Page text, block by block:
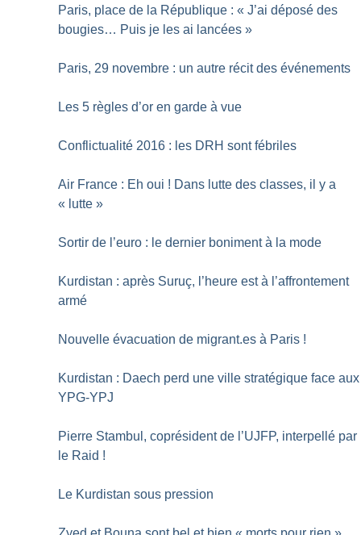
Paris, place de la République : « J’ai déposé des
bougies… Puis je les ai lancées »
Paris, 29 novembre : un autre récit des événements
Les 5 règles d’or en garde à vue
Conflictualité 2016 : les DRH sont fébriles
Air France : Eh oui ! Dans lutte des classes, il y a
« lutte »
Sortir de l’euro : le dernier boniment à la mode
Kurdistan : après Suruç, l’heure est à l’affrontement
armé
Nouvelle évacuation de migrant.es à Paris !
Kurdistan : Daech perd une ville stratégique face aux
YPG-YPJ
Pierre Stambul, coprésident de l’UJFP, interpellé par
le Raid !
Le Kurdistan sous pression